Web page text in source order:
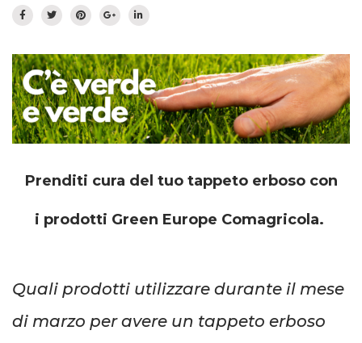
Prato fiorito
Ornamentali
Speciali
Ripopolazione insetti
RICHIEDI INFORMAZIONI
Prenditi cura del tuo tappeto erboso con
i prodotti Green Europe Comagricola.
Quali prodotti utilizzare durante il mese
di marzo per avere un tappeto erboso